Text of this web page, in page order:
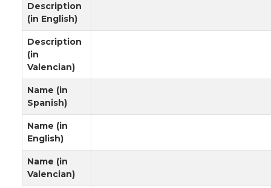
Description
(in English)
Description
(in
Valencian)
Name (in
Spanish)
Name (in
English)
Name (in
Valencian)